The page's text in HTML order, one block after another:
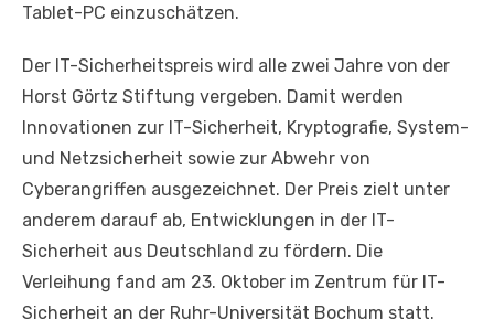
Tablet-PC einzuschätzen.
Der IT-Sicherheitspreis wird alle zwei Jahre von der
Horst Görtz Stiftung vergeben. Damit werden
Innovationen zur IT-Sicherheit, Kryptografie, System-
und Netzsicherheit sowie zur Abwehr von
Cyberangriffen ausgezeichnet. Der Preis zielt unter
anderem darauf ab, Entwicklungen in der IT-
Sicherheit aus Deutschland zu fördern. Die
Verleihung fand am 23. Oktober im Zentrum für IT-
Sicherheit an der Ruhr-Universität Bochum statt.